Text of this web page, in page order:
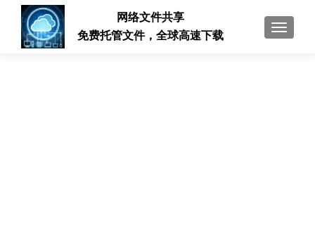
切换导
网络文件共享
免费托管文件，全球高速下载